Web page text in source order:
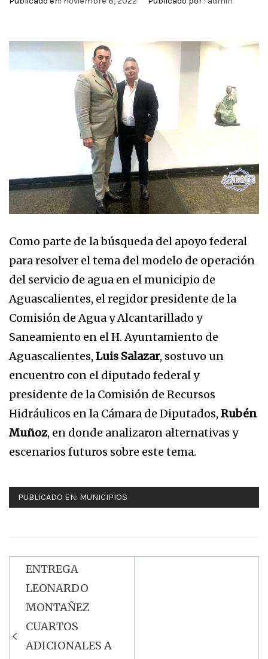
Como parte de la búsqueda del apoyo federal
para resolver el tema del modelo de operación
del servicio de agua en el municipio de
Aguascalientes, el regidor presidente de la
Comisión de Agua y Alcantarillado y
Saneamiento en el H. Ayuntamiento de
Aguascalientes, Luis Salazar, sostuvo un
encuentro con el diputado federal y
presidente de la Comisión de Recursos
Hidráulicos en la Cámara de Diputados, Rubén
Muñoz, en donde analizaron alternativas y
escenarios futuros sobre este tema.
PUBLICADO EN: MUNICIPIOS
Navegación
de
entradas
ENTREGA
LEONARDO
MONTAÑEZ
CUARTOS
ADICIONALES A